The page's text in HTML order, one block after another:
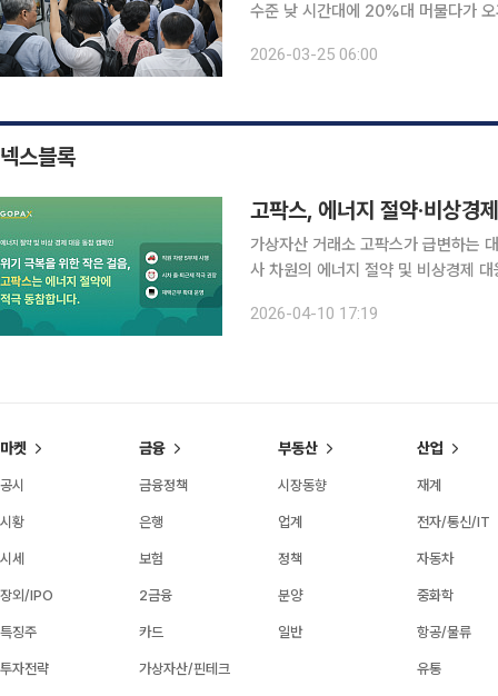
수준 낮 시간대에 20%대 머물다가 오후 6~10시 6~8%대 李
토를 지시한 가운데 실제 서울 지하
2026-03-25 06:00
넥스블록
고팍스, 에너지 절약·비상경
가상자산 거래소 고팍스가 급변하는
사 차원의 에너지 절약 및 비상경제 대응 캠페인에 나선다. 고
고 밝혔다. 이번 캠페인은 사회
2026-04-10 17:19
마켓
공시
시황
시세
장외/IPO
특징주
투자전략
금융
금융정책
은행
보험
2금융
카드
가상자산/핀테크
부동산
시장동향
업계
정책
분양
일반
산업
재계
전자/통신/IT
자동차
중화학
항공/물류
유통